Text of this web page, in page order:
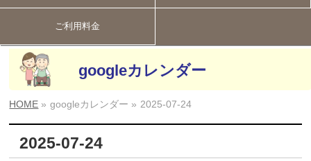
ご利用料金
googleカレンダー
HOME » googleカレンダー » 2025-07-24
2025-07-24